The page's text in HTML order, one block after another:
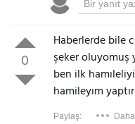
0
Haberlerde bile
şeker oluyomuş
ben ilk
hamileyım
Paylaş: